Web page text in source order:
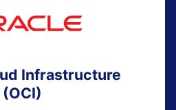
Infrastructure
(OCI)